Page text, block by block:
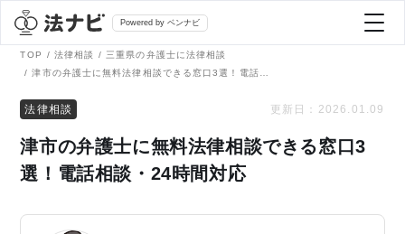
Powered by ベンナビ
全て
弁護士を探す
TOP 法律相談
三重県の弁護士に法律相談
法律相談 更新日： 2026.01.09
津市の弁護士に無料法律相談できる窓口3
選！電話相談・24時間対応